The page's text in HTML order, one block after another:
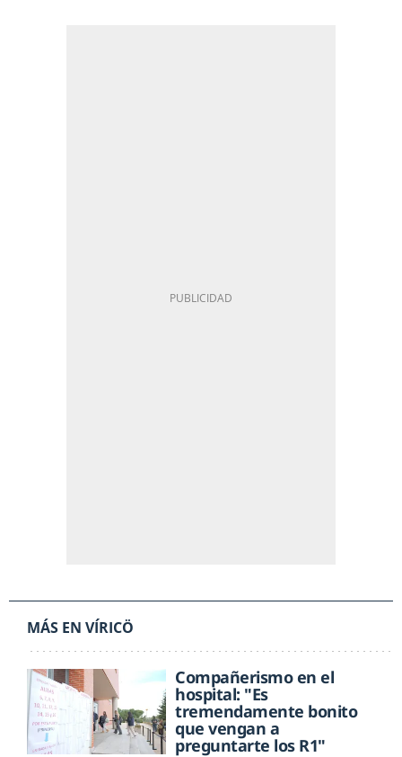
MÁS EN VÍRICÖ
Compañerismo en el
hospital: "Es
tremendamente bonito
que vengan a
preguntarte los R1"